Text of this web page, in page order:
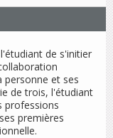
de s'initier
personne et ses
de trois, l'étudiant
professions
premières